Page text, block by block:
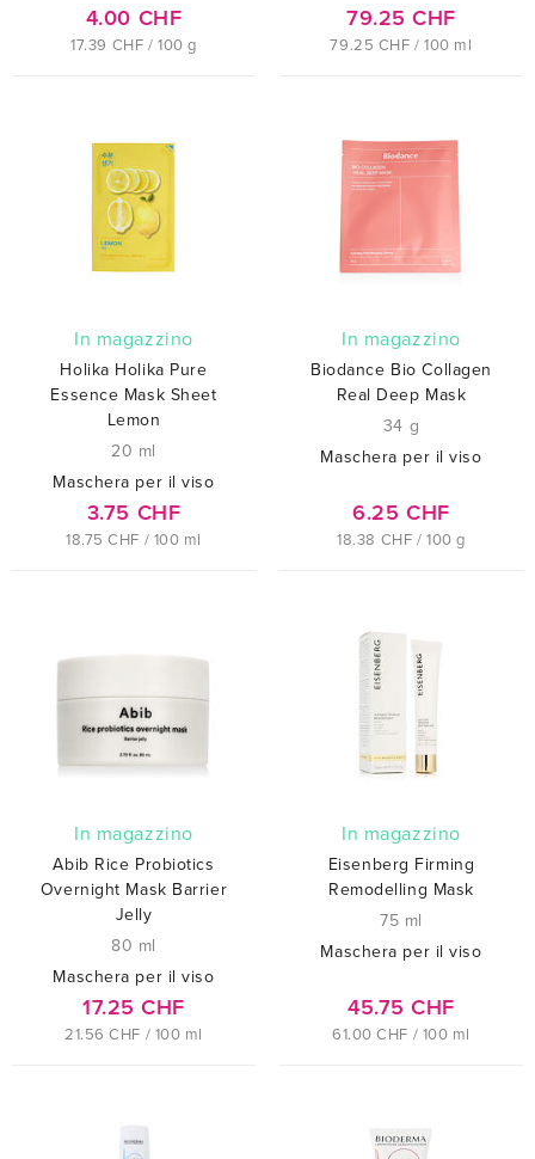
4.00 CHF
17.39 CHF / 100 g
79.25 CHF
79.25 CHF / 100 ml
In magazzino
Holika Holika Pure
Essence Mask Sheet
Lemon
20 ml
Maschera per il viso
3.75 CHF
18.75 CHF / 100 ml
In magazzino
Biodance Bio Collagen
Real Deep Mask
34 g
Maschera per il viso
6.25 CHF
18.38 CHF / 100 g
In magazzino
Abib Rice Probiotics
Overnight Mask Barrier
Jelly
80 ml
Maschera per il viso
17.25 CHF
21.56 CHF / 100 ml
In magazzino
Eisenberg Firming
Remodelling Mask
75 ml
Maschera per il viso
45.75 CHF
61.00 CHF / 100 ml